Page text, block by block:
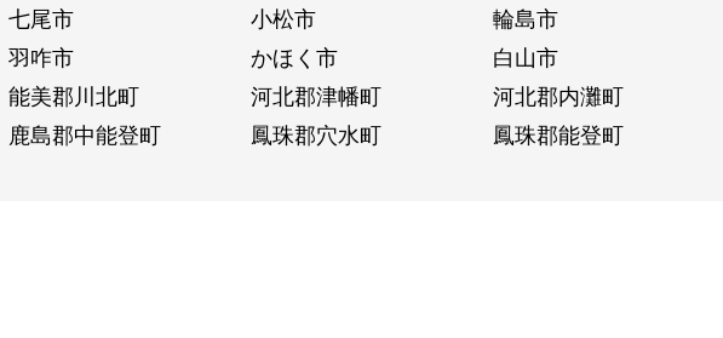
七尾市 小松市 輪島市
羽咋市 かほく市 白山市
能美郡川北町 河北郡津幡町 河北郡内灘町
鹿島郡中能登町 鳳珠郡穴水町 鳳珠郡能登町